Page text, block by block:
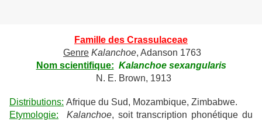
Famille des Crassulaceae
Genre Kalanchoe, Adanson 1763
Nom scientifique: Kalanchoe sexangularis
N. E. Brown, 1913
Distributions: Afrique du Sud, Mozambique, Zimbabwe.
Etymologie:
Kalanchoe, soit transcription phonétique du